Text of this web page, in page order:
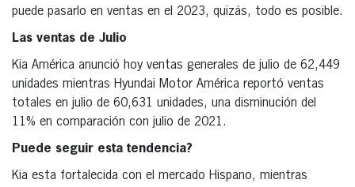
puede pasarlo en ventas en el 2023, quizás, todo es posible.
Las ventas de Julio
Kia América anunció hoy ventas generales de julio de 62,449
unidades mientras Hyundai Motor América reportó ventas
totales en julio de 60,631 unidades, una disminución del
11% en comparación con julio de 2021.
Puede seguir esta tendencia?
Kia esta fortalecida con el mercado Hispano, mientras